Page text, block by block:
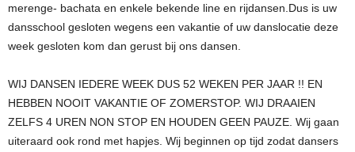
merenge- bachata en enkele bekende line en rijdansen.Dus is uw
dansschool gesloten wegens een vakantie of uw danslocatie deze
week gesloten kom dan gerust bij ons dansen.
WIJ DANSEN IEDERE WEEK DUS 52 WEKEN PER JAAR !! EN
HEBBEN NOOIT VAKANTIE OF ZOMERSTOP. WIJ DRAAIEN
ZELFS 4 UREN NON STOP EN HOUDEN GEEN PAUZE. Wij gaan
uiteraard ook rond met hapjes. Wij beginnen op tijd zodat dansers